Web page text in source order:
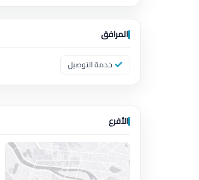
المرافق
خدمة التوصيل
الأفرع